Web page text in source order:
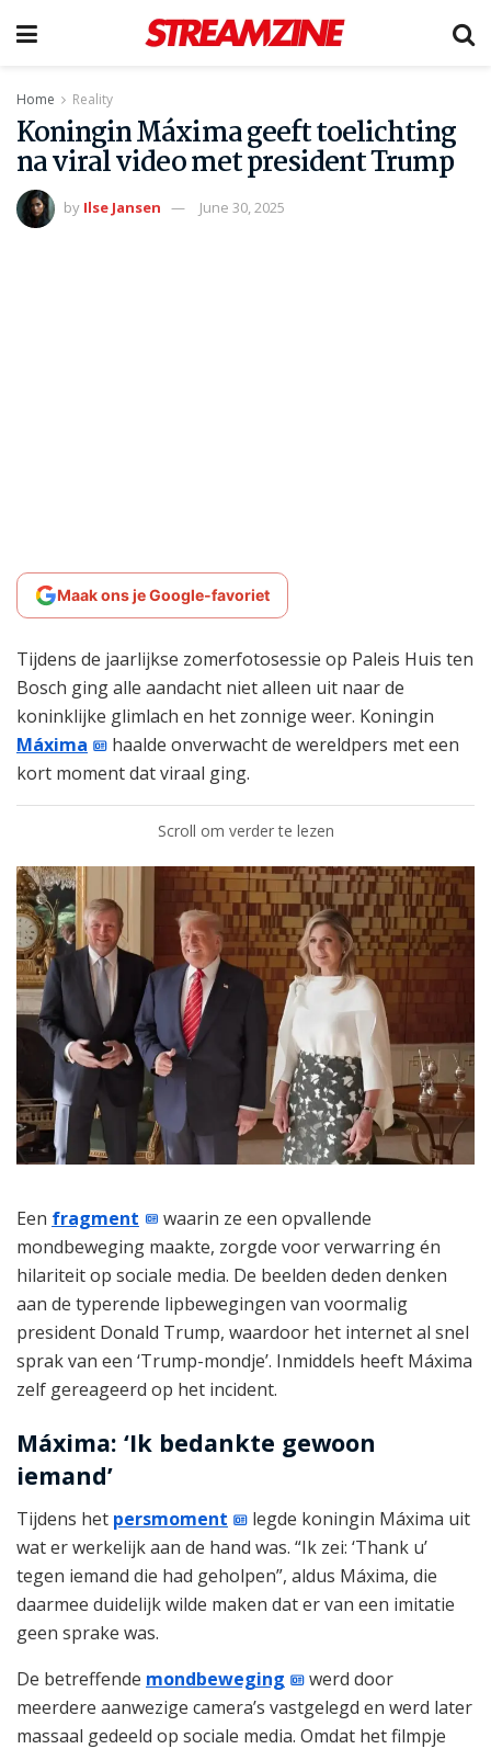
Home Reality
Koningin Máxima geeft toelichting
na viral video met president Trump
by Ilse Jansen June 30, 2025
Maak ons je Google-favoriet
Tijdens de jaarlijkse zomerfotosessie op Paleis Huis ten
Bosch ging alle aandacht niet alleen uit naar de
koninklijke glimlach en het zonnige weer. Koningin
Máxima
haalde onverwacht de wereldpers met een
kort moment dat viraal ging.
Scroll om verder te lezen
Een fragment
waarin ze een opvallende
mondbeweging maakte, zorgde voor verwarring én
hilariteit op sociale media. De beelden deden denken
aan de typerende lipbewegingen van voormalig
president Donald Trump, waardoor het internet al snel
sprak van een ‘Trump-mondje’. Inmiddels heeft Máxima
zelf gereageerd op het incident.
Máxima: ‘Ik bedankte gewoon
iemand’
Tijdens het persmoment
legde koningin Máxima uit
wat er werkelijk aan de hand was. “Ik zei: ‘Thank u’
tegen iemand die had geholpen”, aldus Máxima, die
daarmee duidelijk wilde maken dat er van een imitatie
geen sprake was.
De betreffende mondbeweging
werd door
meerdere aanwezige camera’s vastgelegd en werd later
massaal gedeeld op sociale media. Omdat het filmpje